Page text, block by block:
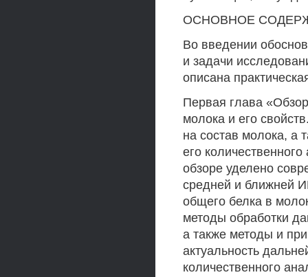
ОСНОВНОЕ
Во введении
и задачи
описана
Первая глава
молока и его
на состав молока, а
его
обзоре уделено
средней и ближней
общего белка в
методы обработки
а также методы и
актуальность
количественного